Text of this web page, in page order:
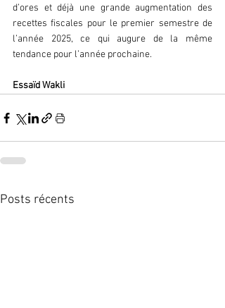
d’ores et déjà une grande augmentation des
recettes fiscales pour le premier semestre de
l’année 2025, ce qui augure de la même
tendance pour l’année prochaine.
Essaïd Wakli
Posts récents